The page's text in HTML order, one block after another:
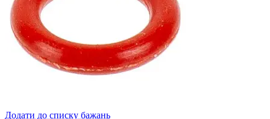
Додати до списку бажань